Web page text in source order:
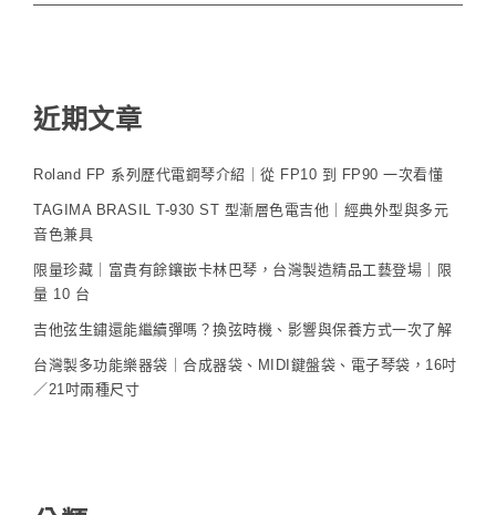
近期文章
Roland FP 系列歷代電鋼琴介紹｜從 FP10 到 FP90 一次看懂
TAGIMA BRASIL T-930 ST 型漸層色電吉他｜經典外型與多元
音色兼具
限量珍藏｜富貴有餘鑲嵌卡林巴琴，台灣製造精品工藝登場｜限
量 10 台
吉他弦生鏽還能繼續彈嗎？換弦時機、影響與保養方式一次了解
台灣製多功能樂器袋｜合成器袋、MIDI鍵盤袋、電子琴袋，16吋
／21吋兩種尺寸